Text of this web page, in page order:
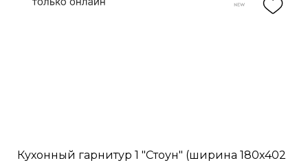
Кухонный гарнитур 1 "Стоун" (ширина 180х402